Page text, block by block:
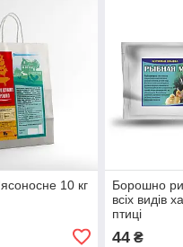
10 кг
Борошно
всіх видів
птиці
44₴